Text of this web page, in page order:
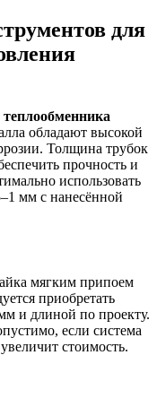
для
обладают высокой
Толщина трубок
прочность и
использовать
мм с нанесённой
мягким припоем
приобретать
и длиной по проекту.
если система
стоимость.